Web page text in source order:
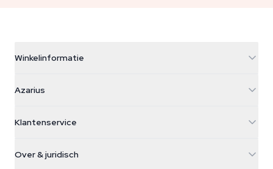
Winkelinformatie
Galvaniweg 11
Nederland
+31(0)204897914
Azarius
Smokeshop
Klantenservice
Retourbeleid
Over & juridisch